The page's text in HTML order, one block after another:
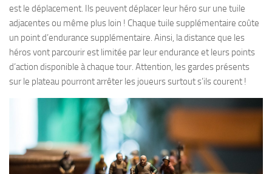
est le déplacement. Ils peuvent déplacer leur héro sur une tuile
adjacentes ou même plus loin ! Chaque tuile supplémentaire coûte
un point d’endurance supplémentaire. Ainsi, la distance que les
héros vont parcourir est limitée par leur endurance et leurs points
d’action disponible à chaque tour. Attention, les gardes présents
sur le plateau pourront arrêter les joueurs surtout s’ils courent !